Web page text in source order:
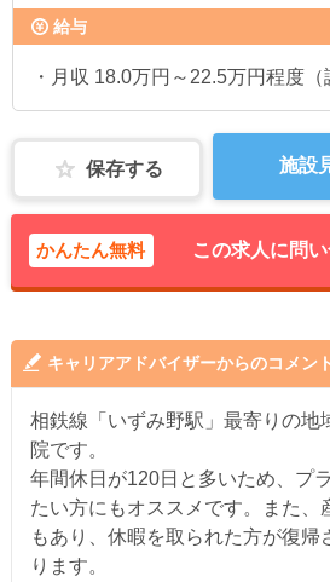
給与
・月収 18.0万円～22.5万円程度（
保存する 施設
かんたん無料 この求人に問
キャリアアドバイザーからのコメント
相鉄線「いずみ野駅」最寄りの地
院です。
年間休日が120日と多いため、プ
たい方にもオススメです。また、
もあり、休暇を取られた方が復帰
ります。